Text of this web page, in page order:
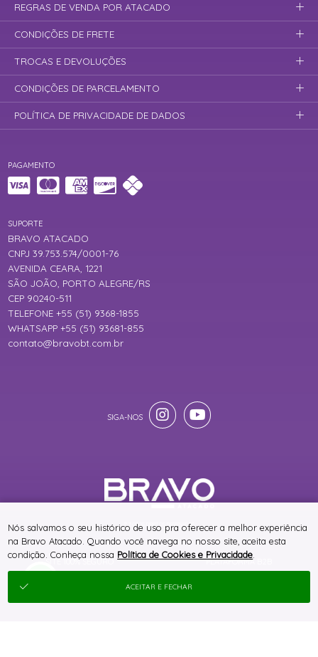
PAGAMENTO
SITE 100% SEGURO PLATAFORMA B2B
SUPORTE
BRAVO ATACADO
CNPJ 39.753.574/0001-76
AVENIDA CEARA, 1221
SÃO JOÃO, PORTO ALEGRE/RS
CEP 90240-511
TELEFONE +55 (51) 9368-1855
WHATSAPP +55 (51) 93681-855
contato@bravobt.com.br
REGRAS DE VENDA POR ATACADO
CONDIÇÕES DE FRETE
TROCAS E DEVOLUÇÕES
CONDIÇÕES DE PARCELAMENTO
POLÍTICA DE PRIVACIDADE DE DADOS
® TODOS DIREITOS RESERVADOS
Nós salvamos o seu histórico de uso pra oferecer a melhor experiência
na Bravo Atacado. Quando você navega no nosso site, aceita esta
condição. Conheça nossa Política de Cookies e Privacidade
ACEITAR E FECHAR